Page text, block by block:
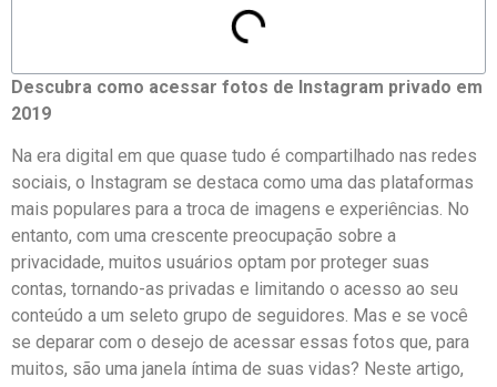
Descubra como acessar fotos de Instagram privado em
2019
Na era digital em que quase ​tudo é compartilhado nas redes
sociais, o Instagram se‌ destaca como uma das plataformas
mais populares para a troca de imagens ‌e ‍experiências. No
entanto, com uma crescente preocupação sobre a⁤
privacidade, muitos ‍usuários optam por proteger suas
contas, tornando-as privadas e limitando o acesso ao⁣ seu
conteúdo a um seleto grupo de seguidores. ⁤Mas e se você
se deparar com o desejo de acessar essas fotos que, para
muitos,⁢ são uma janela⁣ íntima de suas vidas? Neste artigo,